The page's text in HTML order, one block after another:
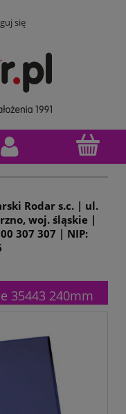
się
Rodar s.c. | ul.
woj. śląskie |
307 307 | NIP:
35443 240mm